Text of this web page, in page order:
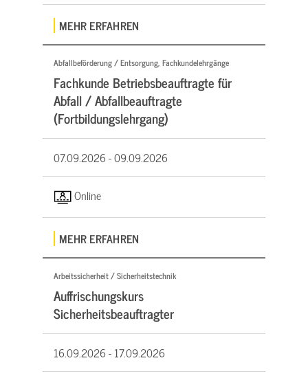
MEHR ERFAHREN
Abfallbeförderung / Entsorgung, Fachkundelehrgänge
Fachkunde Betriebsbeauftragte für
Abfall / Abfallbeauftragte
(Fortbildungslehrgang)
07.09.2026 -09.09.2026
Online
MEHR ERFAHREN
Arbeitssicherheit / Sicherheitstechnik
Auffrischungskurs
Sicherheitsbeauftragter
16.09.2026 -17.09.2026